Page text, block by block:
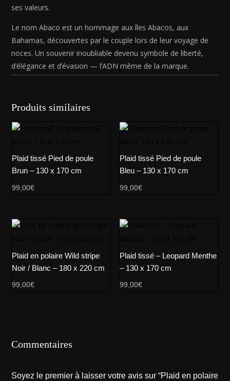
ses valeurs.
Le nom Abaco est un hommage aux îles Abacos, aux
Bahamas, découvertes par le couple lors de leur voyage de
noces. Un souvenir inoubliable devenu symbole de liberté,
d’élégance et d’évasion — l’ADN même de la marque.
Produits similaires
Plaid tissé Pied de poule
Brun – 130 x 170 cm
99,00€
Plaid tissé Pied de poule
Bleu – 130 x 170 cm
99,00€
Plaid en polaire Wild stripe
Noir / Blanc – 180 x 220 cm
99,00€
Plaid tissé – Leopard Menthe
– 130 x 170 cm
99,00€
Commentaires
Soyez le premier à laisser votre avis sur “Plaid en polaire